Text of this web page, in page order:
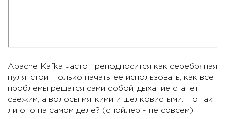
Apache Kafka часто преподносится как серебряная
пуля: стоит только начать ее использовать, как все
проблемы решатся сами собой, дыхание станет
свежим, а волосы мягкими и шелковистыми. Но так
ли оно на самом деле? (спойлер - не совсем)